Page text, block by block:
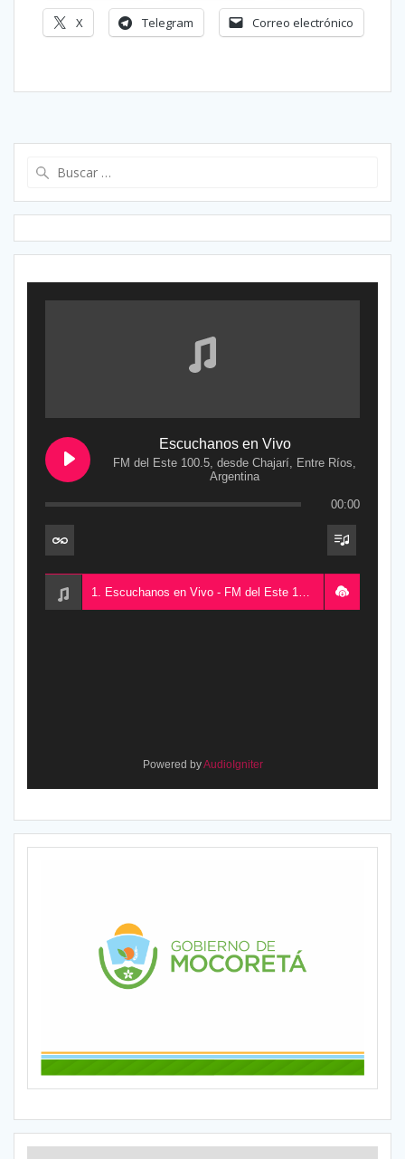
X Telegram Correo electrónico
Escuchanos en Vivo
FM del Este 100.5, desde Chajarí, Entre Ríos,
Argentina
00:00
Powered byAudioIgniter